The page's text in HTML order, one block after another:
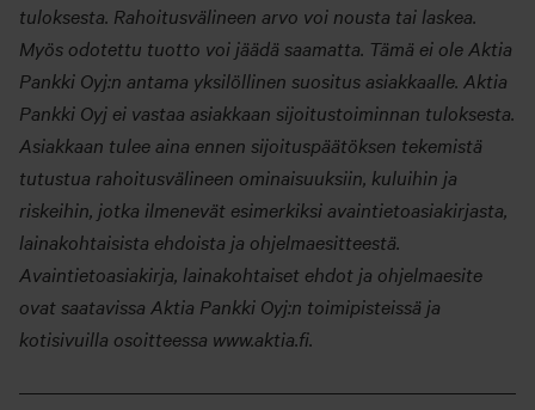
tuloksesta. Rahoitusvälineen arvo voi nousta tai laskea.
Myös odotettu tuotto voi jäädä saamatta. Tämä ei ole Aktia
Pankki Oyj:n antama yksilöllinen suositus asiakkaalle. Aktia
Pankki Oyj ei vastaa asiakkaan sijoitustoiminnan tuloksesta.
Asiakkaan tulee aina ennen sijoituspäätöksen tekemistä
tutustua rahoitusvälineen ominaisuuksiin, kuluihin ja
riskeihin, jotka ilmenevät esimerkiksi avaintietoasiakirjasta,
lainakohtaisista ehdoista ja ohjelmaesitteestä.
Avaintietoasiakirja, lainakohtaiset ehdot ja ohjelmaesite
ovat saatavissa Aktia Pankki Oyj:n toimipisteissä ja
kotisivuilla osoitteessa www.aktia.fi.